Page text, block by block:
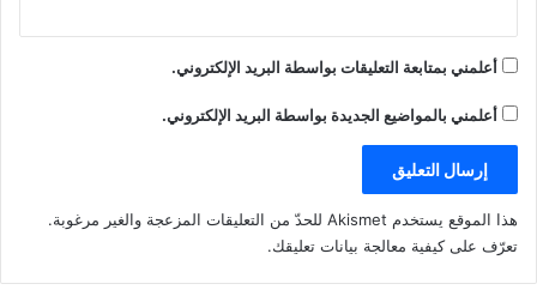
أعلمني بمتابعة التعليقات بواسطة البريد الإلكتروني.
أعلمني بالمواضيع الجديدة بواسطة البريد الإلكتروني.
هذا الموقع يستخدم Akismet للحدّ من التعليقات المزعجة والغير مرغوبة.
تعرّف على كيفية معالجة بيانات تعليقك.